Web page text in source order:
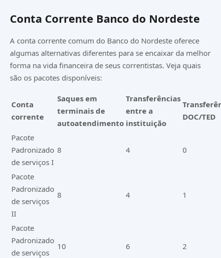
Conta Corrente Banco do Nordeste
A conta corrente comum do Banco do Nordeste oferece
algumas alternativas diferentes para se encaixar da melhor
forma na vida financeira de seus correntistas. Veja quais
são os pacotes disponíveis:
Conta
corrente
Saques em
terminais de
autoatendimento
Transferências
entre a
instituição
DOC/TED
Pacote
Padronizado
de serviços I
8 4 0
Pacote
Padronizado
de serviços
II
8 4 1
Pacote
Padronizado
de serviços
10 6 2